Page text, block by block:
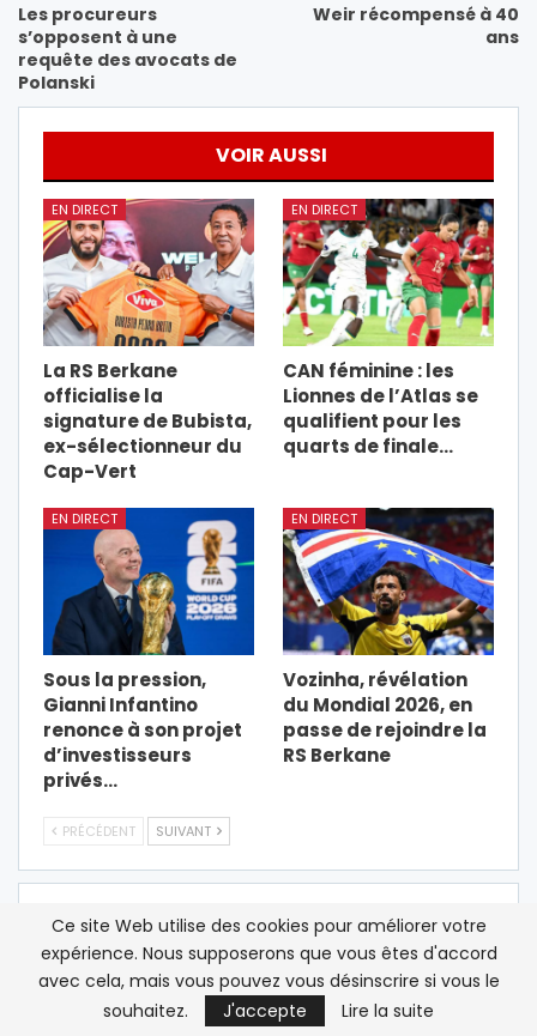
Les procureurs
s’opposent à une
requête des avocats de
Polanski
Weir récompensé à 40
ans
VOIR AUSSI
EN DIRECT
La RS Berkane
officialise la
signature de Bubista,
ex-sélectionneur du
Cap-Vert
EN DIRECT
CAN féminine : les
Lionnes de l’Atlas se
qualifient pour les
quarts de finale…
EN DIRECT
Sous la pression,
Gianni Infantino
renonce à son projet
d’investisseurs
privés…
EN DIRECT
Vozinha, révélation
du Mondial 2026, en
passe de rejoindre la
RS Berkane
PRÉCÉDENT SUIVANT
LAISSER UN COMMENTAIRE
Votre adresse email ne sera pas publiée.
Ce site Web utilise des cookies pour améliorer votre
expérience. Nous supposerons que vous êtes d'accord
avec cela, mais vous pouvez vous désinscrire si vous le
souhaitez.
J'accepte Lire la suite